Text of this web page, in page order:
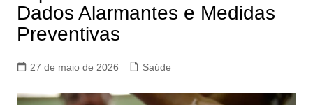
Dados Alarmantes e Medidas
Preventivas
27 de maio de 2026 Saúde